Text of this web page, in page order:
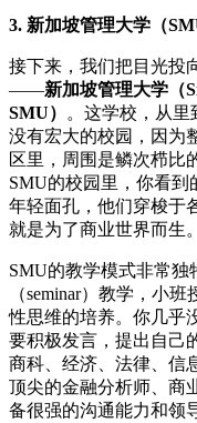
3. 新加坡管理大学（
接下来，我们把目光投
——新加坡管理大学（
SMU）
。这学校，从里
没有宏大的校园，因为
区里，周围是鳞次栉比
SMU的校园里，你看
年轻面孔，他们穿梭于
就是为了商业世界而生。
SMU的教学模式非常独
（seminar）教学，小
性思维的培养。你几乎
要积极发言，提出自己
商科、经济、法律、信
顶尖的金融分析师、商
备很强的沟通能力和领